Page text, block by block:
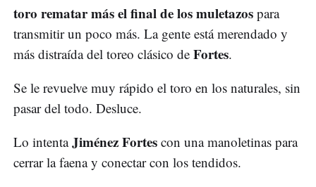
toro rematar más el final de los muletazos para
transmitir un poco más. La gente está merendado y
más distraída del toreo clásico de Fortes.
Se le revuelve muy rápido el toro en los naturales, sin
pasar del todo. Desluce.
Lo intentaJiménez Fortes con una manoletinas para
cerrar la faena y conectar con los tendidos.